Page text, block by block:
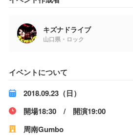
キズナドライブ
山口県・ロック
イベントについて
2018.09.23（日）
開場18:30 / 開演19:00
周南Gumbo